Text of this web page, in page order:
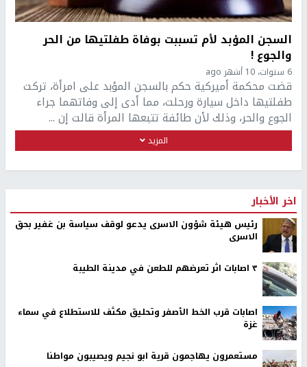
السجن المؤبد لأم تسببت بوفاة طفلتيها من الحر
والجوع !
6 سنوات، 10 أشهر ago
قضت محكمة أميركية حكم بالسجن المؤبد على امرأة، تركت
طفلتيها داخل سيارة ورحلت، مما أدى إلى وفاتهما جراء
الجوع والحر، وذلك لأن طائفة تتبعها المرأة قالت إن ...
المزيد
اخر الأخبار
رئيس هيئة شؤون الاسرى يدعو لوقف سياسة بن غفير بحق
الاسرى
٣ اصابات اثر تعرضهم للطعن في مدينة الطيبة
اصابات قرب الخط الأصفر وتحليق مكثف للاستطلاع في سماء
غزة
مستعمرون يهاجمون قرية ابو نجيم ويصيبون مواطنا